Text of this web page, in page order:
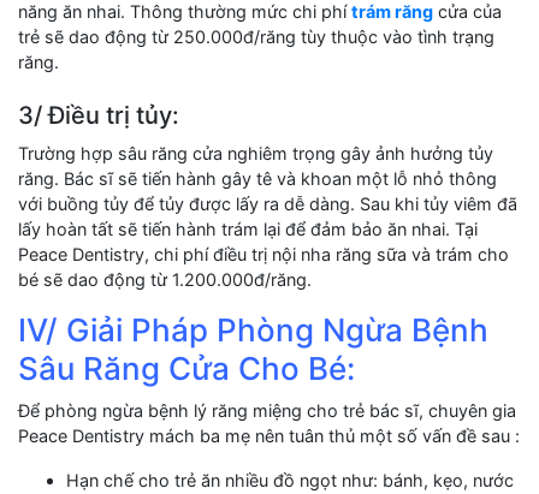
năng ăn nhai. Thông thường mức chi phítrám răng cửa của
trẻ sẽ dao động từ 250.000đ/răng tùy thuộc vào tình trạng
răng.
3/ Điều trị tủy:
Trường hợp sâu răng cửa nghiêm trọng gây ảnh hưởng tủy
răng. Bác sĩ sẽ tiến hành gây tê và khoan một lỗ nhỏ thông
với buồng tủy để tủy được lấy ra dễ dàng. Sau khi tủy viêm đã
lấy hoàn tất sẽ tiến hành trám lại để đảm bảo ăn nhai. Tại
Peace Dentistry, chi phí điều trị nội nha răng sữa và trám cho
bé sẽ dao động từ 1.200.000đ/răng.
IV/ Giải Pháp Phòng Ngừa Bệnh
Sâu Răng Cửa Cho Bé:
Để phòng ngừa bệnh lý răng miệng cho trẻ bác sĩ, chuyên gia
Peace Dentistry mách ba mẹ nên tuân thủ một số vấn đề sau :
Hạn chế cho trẻ ăn nhiều đồ ngọt như: bánh, kẹo, nước